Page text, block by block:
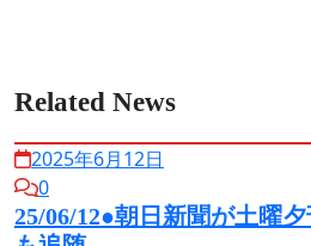
Related News
2025年6月12日
0
25/06/12●朝日新聞が土曜